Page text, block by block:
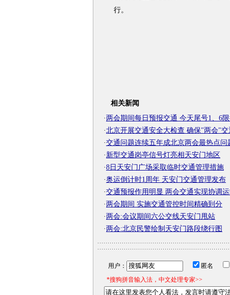
行。
相关新闻
· 两会期间每日预报交通 今天尾号1、6
·北京开展交通安全大检查 确保"两会"交
·交通问题连续五年成北京两会最热点问
· 新型交通岗亭信号灯亮相天安门地区
·8日天安门广场采取临时交通管理措施
·奥运倒计时1周年 天安门交通管理发布
·交通预报作用明显 两会交通实现协调
· 两会期间 实施交通管控时间精确到分
· 两会:会议期间六公交线天安门甩站
· 两会:北京民警绘制天安门路段绕行图
用户： 匿名
*搜狗拼音输入法，中文处理专家>>